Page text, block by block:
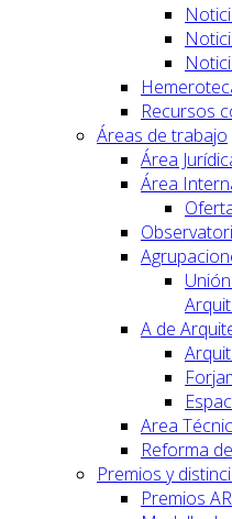
Recursos
Áreas de trabajo
Área
Área
A de
Area
Reforma
Premios y
Premios